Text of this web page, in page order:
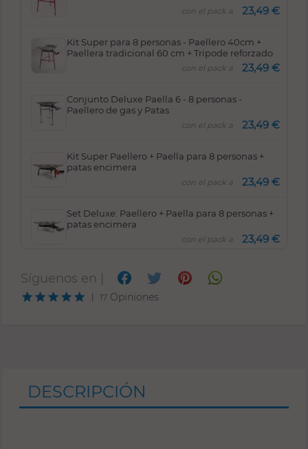
con el pack a 23,49 €
Kit Super para 8 personas - Paellero 40cm +
Paellera tradicional 60 cm + Trípode reforzado
con el pack a 23,49 €
Conjunto Deluxe Paella 6 - 8 personas -
Paellero de gas y Patas
con el pack a 23,49 €
Kit Super Paellero + Paella para 8 personas +
patas encimera
con el pack a 23,49 €
Set Deluxe: Paellero + Paella para 8 personas +
patas encimera
con el pack a 23,49 €
Síguenos en |
17 Opiniones
DESCRIPCIÓN